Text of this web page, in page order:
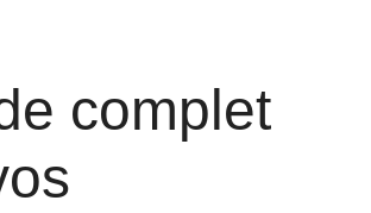
complet